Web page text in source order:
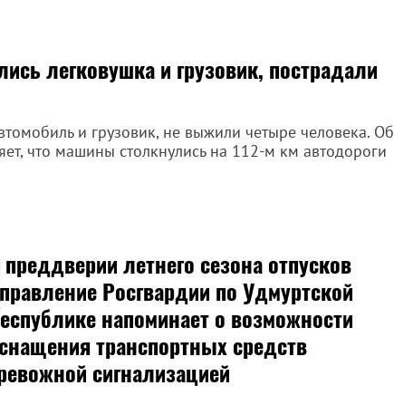
легковушка и грузовик, пострадали
и грузовик, не выжили четыре человека. Об
что машины столкнулись на 112-м км автодороги
летнего сезона отпусков
Росгвардии по Удмуртской
напоминает о возможности
транспортных средств
сигнализацией